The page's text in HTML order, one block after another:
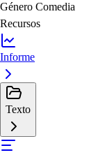
Género Comedia
Recursos
Informe
Texto